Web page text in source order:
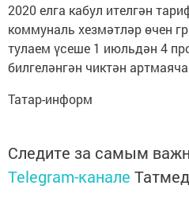
2020 елга кабул ителгән
коммуналь хезмәтләр өчен
тулаем үсеше 1 июльдән 4
билгеләнгән чиктән
Татар-информ
Следите за самым
Telegram-канале